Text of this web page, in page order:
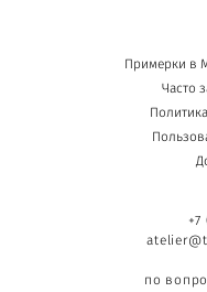
Примерки в
Часто
+7
по